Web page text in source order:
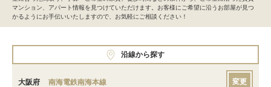
マンション、アパート情報を見つけていただけます。お客様にご希望に沿うお部屋が見つ
かるようにお手伝いいたしますので、お気軽にご相談ください！
沿線から探す
大阪府 南海電鉄南海本線 変更